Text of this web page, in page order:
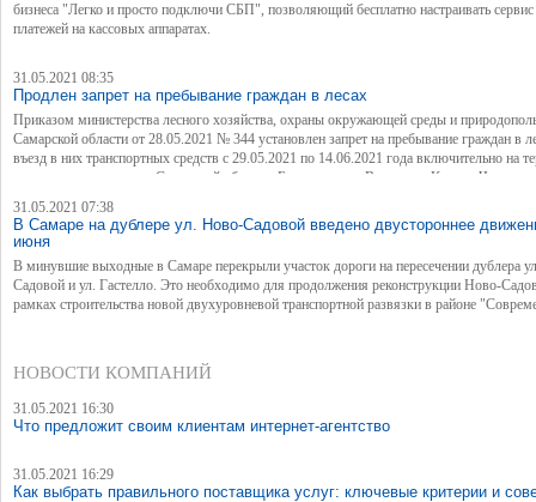
бизнеса "Легко и просто подключи СБП", позволяющий бесплатно настраивать
платежей на кассовых аппаратах.
31.05.2021 08:35
Продлен запрет на пребывание граждан в лесах
Приказом министерства лесного хозяйства, охраны окружающей среды и
Самарской области от 28.05.2021 № 344 установлен запрет на пребывание граждан в
въезд в них транспортных средств с 29.05.2021 по 14.06.2021 года включительно на
следующих лесничеств Самарской области: Безенчукское, Волжское, Кинель-
Ставропольское.
31.05.2021 07:38
В Самаре на дублере ул. Ново-Садовой введено двустороннее
июня
В минувшие выходные в Самаре перекрыли участок дороги на пересечении дублера
Садовой и ул. Гастелло. Это необходимо для продолжения реконструкции Ново-
рамках строительства новой двухуровневой транспортной развязки в районе
НОВОСТИ КОМПАНИЙ
31.05.2021 16:30
Что предложит своим клиентам интернет-агентство
31.05.2021 16:29
Как выбрать правильного поставщика услуг: ключевые критерии и